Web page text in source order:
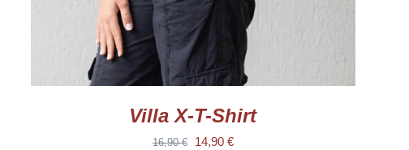
GEWÄHLT
WERDEN
Villa X-T-Shirt
16,90€
Ursprünglicher
14,90 €Aktueller